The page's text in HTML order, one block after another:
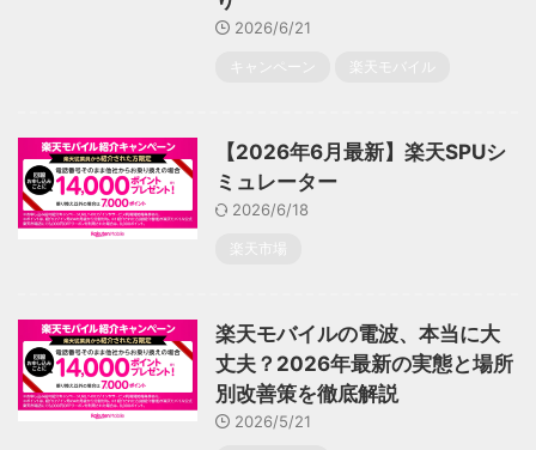
2026/6/21
キャンペーン 楽天モバイル
【2026年6月最新】楽天SPUシ
ミュレーター
2026/6/18
楽天市場
楽天モバイルの電波、本当に大
丈夫？2026年最新の実態と場所
別改善策を徹底解説
2026/5/21